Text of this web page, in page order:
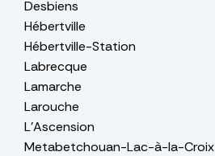
Desbiens
Hébertville
Hébertville-Station
Labrecque
Lamarche
Larouche
L'Ascension
Metabetchouan-Lac-à-la-Croix